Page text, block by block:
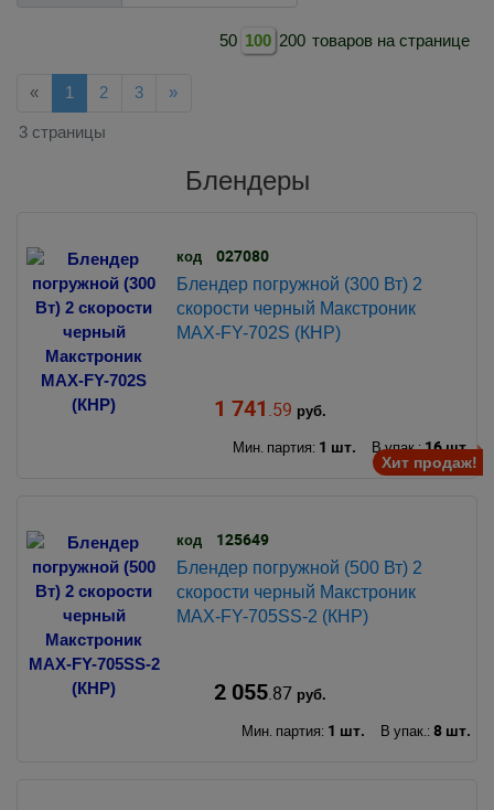
50 100 200 товаров на странице
«Назад
1 2 3 »Далее
3 страницы
Блендеры
Хит продаж!
код 027080
Блендер погружной (300 Вт) 2
скорости черный Макстроник
MAX-FY-702S (КНР)
1 741.59 руб.
Мин. партия: 1 шт. В упак.:16 шт.
код 125649
Блендер погружной (500 Вт) 2
скорости черный Макстроник
MAX-FY-705SS-2 (КНР)
2 055.87 руб.
Мин. партия: 1 шт. В упак.: 8 шт.